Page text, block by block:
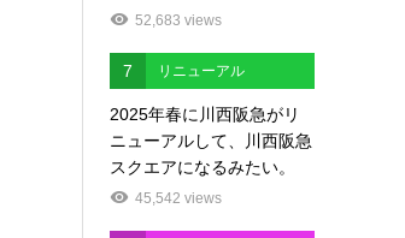
52,683 views
7 リニューアル
2025年春に川西阪急がリ
ニューアルして、川西阪急
スクエアになるみたい。
45,542 views